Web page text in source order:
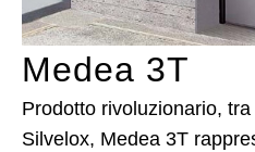
Medea 3T
Prodotto rivoluzionario,
Silvelox, Medea 3T